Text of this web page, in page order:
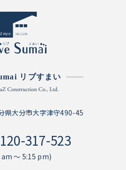
リブすまい
県大分市大字津守490-45
317-523
am ～ 5:15 pm)